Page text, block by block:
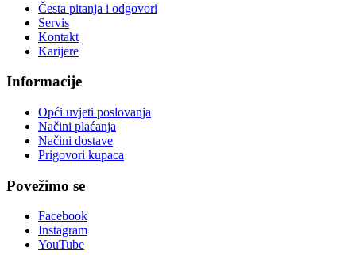
Česta pitanja i odgovori
Servis
Kontakt
Karijere
Informacije
Opći uvjeti poslovanja
Načini plaćanja
Načini dostave
Prigovori kupaca
Povežimo se
Facebook
Instagram
YouTube